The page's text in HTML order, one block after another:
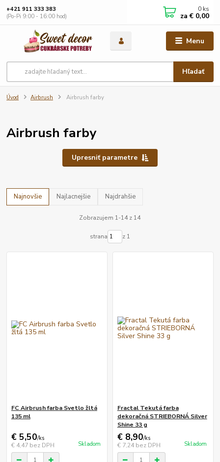
Menu
Hľadať
+421 911 333 383
(Po-Pi 9:00 - 16:00 hod)
0 ks
za € 0,00
Úvod Airbrush Airbrush farby
Airbrush farby
Upresniť parametre
Najnovšie Najlacnejšie Najdrahšie
Zobrazujem 1-14 z 14
strana z 1
FC Airbrush farba Svetlo žltá
135 ml
€ 5,50/ks
€ 4,47 bez DPH Skladom
Fractal Tekutá farba
dekoračná STRIEBORNÁ Silver
Shine 33 g
€ 8,90/ks
€ 7,24 bez DPH Skladom